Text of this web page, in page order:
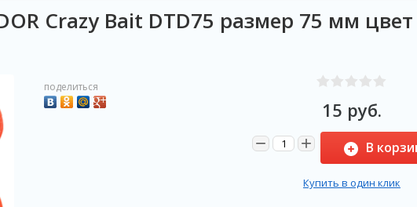
Crazy Bait DTD75 размер 75 мм
15 руб.
− + В
Купить в один клик
поделиться